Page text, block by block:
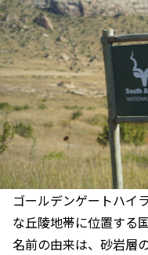
ゴールデンゲートハイ
な丘陵地帯に位置する
名前の由来は、砂岩層